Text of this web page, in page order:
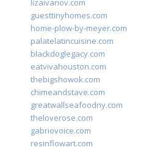
lizaivanov.com
guesttinyhomes.com
home-plow-by-meyer.com
palatelatincuisine.com
blackdoglegacy.com
eatvivahouston.com
thebigshowok.com
chimeandstave.com
greatwallseafoodny.com
theloverose.com
gabriovoice.com
resinflowart.com